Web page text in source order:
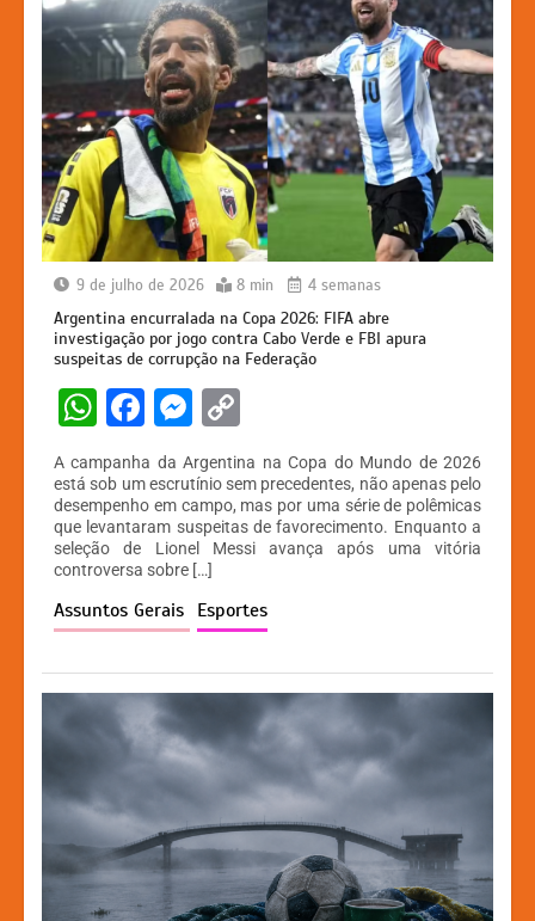
9 de julho de 2026 8 min 4 semanas
Argentina encurralada na Copa 2026: FIFA abre
investigação por jogo contra Cabo Verde e FBI apura
suspeitas de corrupção na Federação
W
at
s
A
p
p
F
a
c
e
b
o
o
k
M
s
s
e
n
g
er
p
y
Li
n
k
A campanha da Argentina na Copa do Mundo de 2026
está sob um escrutínio sem precedentes, não apenas pelo
desempenho em campo, mas por uma série de polêmicas
que levantaram suspeitas de favorecimento. Enquanto a
seleção de Lionel Messi avança após uma vitória
controversa sobre […]
Assuntos Gerais Esportes